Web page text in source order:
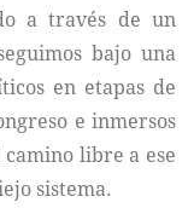
a través de un
bajo una
en etapas de
e inmersos
libre a ese
sistema.